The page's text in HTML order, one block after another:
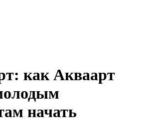
как Акваарт
начать